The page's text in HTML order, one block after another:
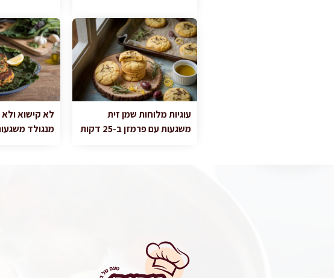
עוגיות מלוחות שמן זית
משגעות עם פרמזן ב-25 דקות
לא קישוא
מנגולד